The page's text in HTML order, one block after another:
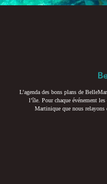
L’agenda des bons plans de
l’île. Pour chaque événement
Martinique que nous relayons